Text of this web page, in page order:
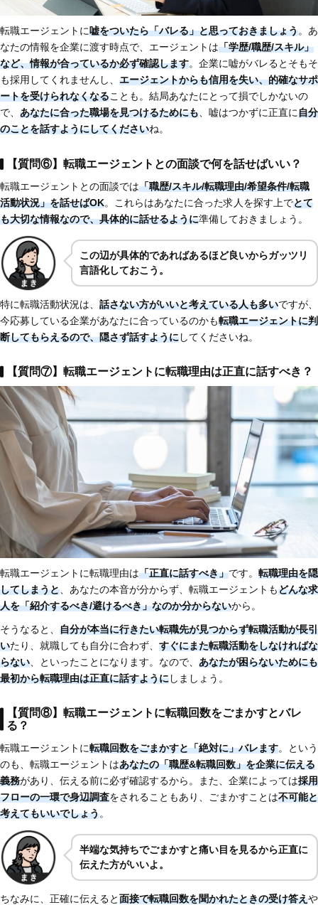
転職エージェントに嘘をついたら「バレる」と思っておきましょう。あ
なたの情報を企業に渡す時点で、エージェントは「学歴/職歴/スキル」
など、情報が合っているか必ず確認します。企業に嘘がバレるとそもそ
も採用してくれませんし、 エージェントからも信用を失い、的確なサポ
ートを受けられなくなることも。結局あなたにとって損でしかないの
で、 あなたに合った職場を見つけるためにも、嘘はつかずに正直に自分
のことを話すようにしてくださいね。
【質問⑥】転職エージェントとの面談で何を話せばいい？
転職エージェントとの面談では「職歴/スキル/転職理由/希望条件/転職
活動状況」を話せばOK。これらはあなたに合った求人を探す上でとて
も大切な情報なので、具体的に話せるように準備しておきましょう。
この辺が具体的であればあるほど良いからガッツリ
言語化しておこう。
特に転職活動状況は、 話さない方がいいと考えている人も多いですが、
今応募している企業があなたに合っているのかも転職エージェントに判
断してもらえるので、隠さず話すようにしてくださいね。
【質問⑦】転職エージェントに転職理由は正直に話すべき？
転職エージェントに転職理由は「正直に話すべき」です。 転職理由を隠
してしまうと 、あなたの本音が分からず、転職エージェントもどんな求
人を「紹介するべき/避けるべき」なのか分からないから。
そうなると、 自分が本当に行きたい転職先が見つからず転職活動が長引
いたり、就職しても自分に合わず、 すぐにまた転職活動をしなければな
らない 、といったことになります。なので、 あなたが困らないためにも
最初から転職理由は正直に話すようにしましょう。
【質問⑧】転職エージェントに転職回数をごまかすとバレ
る？
転職エージェントに転職回数をごまかすと「絶対に」バレます。という
のも、転職エージェントはあなたの「職歴&転職回数」を企業に伝える
義務があり、伝える前に必ず確認するから。また、企業によっては採用
フローの一環で身辺調査をされることもあり、ごまかすことは不可能と
考えてもいいでしょう。
半端な気持ちでごまかすと痛い目を見るから正直に
伝えた方がいいよ。
ちなみに、正確に伝えると面接で転職回数を聞かれたときの受け答えや